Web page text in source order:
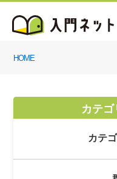
HOME
カテ